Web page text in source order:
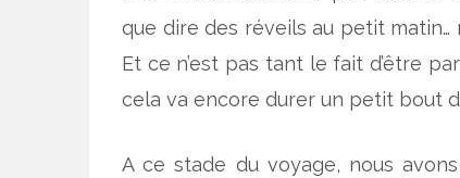
que dire des réveils au petit
Et ce n’est pas tant le fait d’être
cela va encore durer un petit bout
A ce stade du voyage, nous